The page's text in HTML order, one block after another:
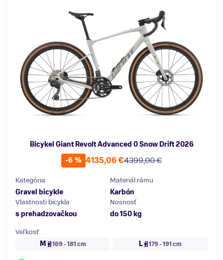
Bicykel Giant Revolt Advanced 0 Snow Drift 2026
-6 %
4399,00 €
4135,06 €
Kategória
Gravel bicykle
Materiál rámu
Karbón
Vlastnosti bicykla
s prehadzovačkou
Nosnosť
do 150 kg
Veľkosť
M
169 - 181 cm L 179 - 191 cm